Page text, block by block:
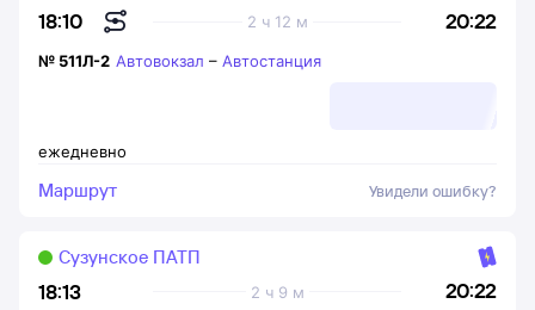
18:10 20:22
2 ч 12 м
ежедневно
№ 511Л-2 Автовокзал – Автостанция
Маршрут Увидели ошибку?
18:13 20:22
2 ч 9 м
Сузунское ПАТП